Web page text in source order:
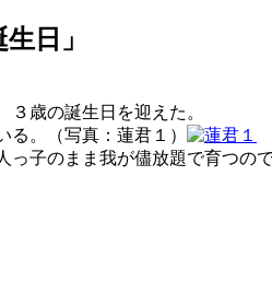
日」
歳の誕生日を迎えた。
る。（写真：蓮君１）
っ子のまま我が儘放題で育つの